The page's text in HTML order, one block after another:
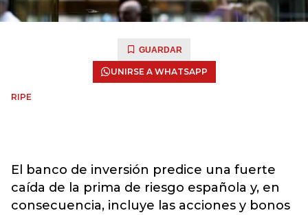
GUARDAR
UNIRSE A WHATSAPP
RIPE
El banco de inversión predice una fuerte
caída de la prima de riesgo española y, en
consecuencia, incluye las acciones y bonos